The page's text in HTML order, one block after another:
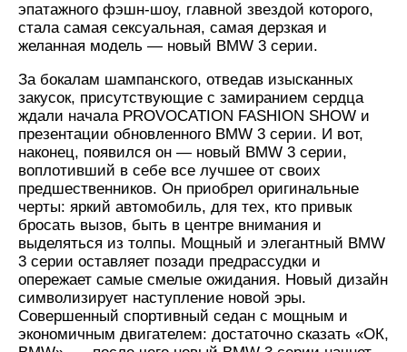
эпатажного фэшн-шоу, главной звездой которого,
стала самая сексуальная, самая дерзкая и
желанная модель — новый BMW 3 серии.
За бокалам шампанского, отведав изысканных
закусок, присутствующие с замиранием сердца
ждали начала PROVOCATION FASHION SHOW и
презентации обновленного BMW 3 серии. И вот,
наконец, появился он — новый BMW 3 серии,
воплотивший в себе все лучшее от своих
предшественников. Он приобрел оригинальные
черты: яркий автомобиль, для тех, кто привык
бросать вызов, быть в центре внимания и
выделяться из толпы. Мощный и элегантный BMW
3 серии оставляет позади предрассудки и
опережает самые смелые ожидания. Новый дизайн
символизирует наступление новой эры.
Совершенный спортивный седан с мощным и
экономичным двигателем: достаточно сказать «ОК,